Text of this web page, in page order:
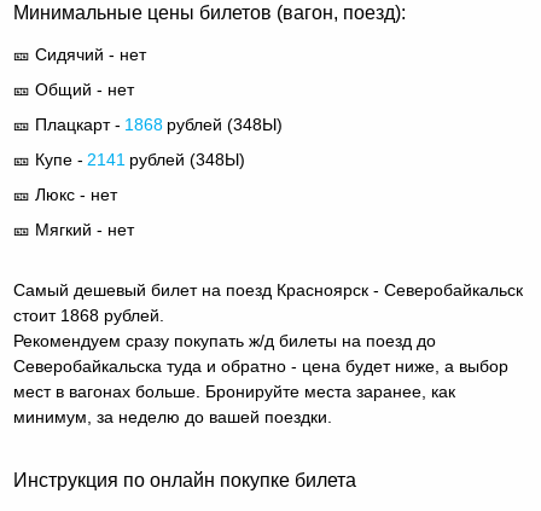
Минимальные цены билетов (вагон, поезд):
🎫 Сидячий - нет
🎫 Общий - нет
🎫 Плацкарт - 1868 рублей (348Ы)
🎫 Купе - 2141 рублей (348Ы)
🎫 Люкс - нет
🎫 Мягкий - нет
Самый дешевый билет на поезд Красноярск - Северобайкальск
стоит 1868 рублей.
Рекомендуем сразу покупать ж/д билеты на поезд до
Северобайкальска туда и обратно - цена будет ниже, а выбор
мест в вагонах больше. Бронируйте места заранее, как
минимум, за неделю до вашей поездки.
Инструкция по онлайн покупке билета